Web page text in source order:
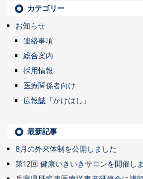
カテゴリー
お知らせ
連絡事項
総合案内
採用情報
医療関係者向け
広報誌「かけはし」
最新記事
8月の外来体制を公開しました
第12回 健康いきいきサロンを開催し